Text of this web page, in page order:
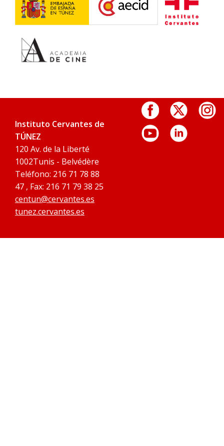
Instituto Cervantes de
TÚNEZ
120 Av. de la Liberté
1002Tunis - Belvédère
Teléfono: 216 71 78 88
47 , Fax: 216 71 79 38 25
centun@cervantes.es
tunez.cervantes.es